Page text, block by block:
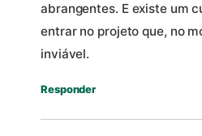
abrangentes. E existe um
entrar no projeto que, no
inviável.
Responder